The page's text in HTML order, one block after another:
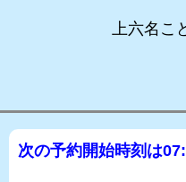
上六名こ
次の予約開始時刻は